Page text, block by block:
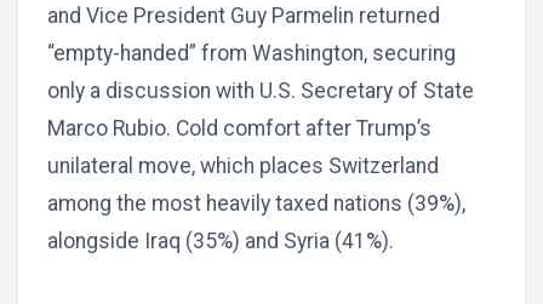
and Vice President Guy Parmelin returned
“empty-handed” from Washington, securing
only a discussion with U.S. Secretary of State
Marco Rubio. Cold comfort after Trump’s
unilateral move, which places Switzerland
among the most heavily taxed nations (39%),
alongside Iraq (35%) and Syria (41%).